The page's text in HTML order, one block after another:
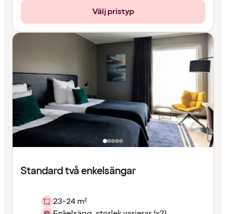
Välj pristyp
Standard två enkelsängar
23-24 m²